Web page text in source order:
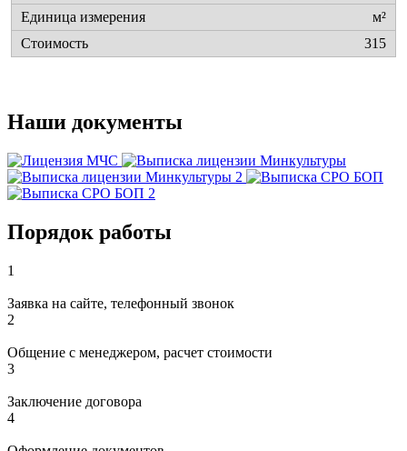
м²
315
Наши документы
Порядок работы
1
Заявка на сайте, телефонный звонок
2
Общение с менеджером, расчет стоимости
3
Заключение договора
4